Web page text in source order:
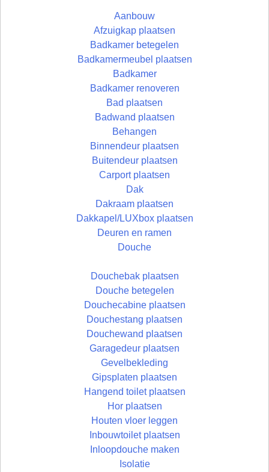
Aanbouw
Afzuigkap plaatsen
Badkamer betegelen
Badkamermeubel plaatsen
Badkamer
Badkamer renoveren
Bad plaatsen
Badwand plaatsen
Behangen
Binnendeur plaatsen
Buitendeur plaatsen
Carport plaatsen
Dak
Dakraam plaatsen
Dakkapel/LUXbox plaatsen
Deuren en ramen
Douche
Douchebak plaatsen
Douche betegelen
Douchecabine plaatsen
Douchestang plaatsen
Douchewand plaatsen
Garagedeur plaatsen
Gevelbekleding
Gipsplaten plaatsen
Hangend toilet plaatsen
Hor plaatsen
Houten vloer leggen
Inbouwtoilet plaatsen
Inloopdouche maken
Isolatie